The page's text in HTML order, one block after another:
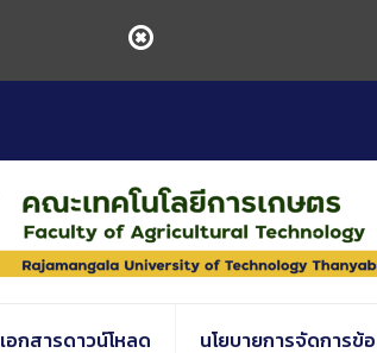
เอกสารดาวน์โหลด นโยบายการจัดการข้